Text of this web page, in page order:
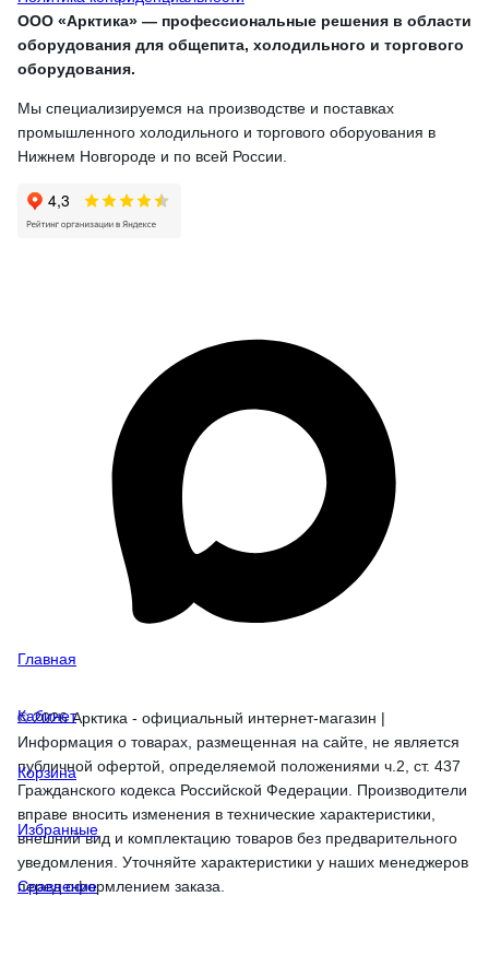
ООО «Арктика» — профессиональные решения в области
оборудования для общепита, холодильного и торгового
оборудования.
Мы специализируемся на производстве и поставках
промышленного холодильного и торгового оборуования в
Нижнем Новгороде и по всей России.
© 2026 Арктика - официальный интернет-магазин |
Информация о товарах, размещенная на сайте, не является
публичной офертой, определяемой положениями ч.2, ст. 437
Гражданского кодекса Российской Федерации. Производители
вправе вносить изменения в технические характеристики,
внешний вид и комплектацию товаров без предварительного
уведомления. Уточняйте характеристики у наших менеджеров
перед оформлением заказа.
Главная
Кабинет
Корзина
Избранные
Сравнение